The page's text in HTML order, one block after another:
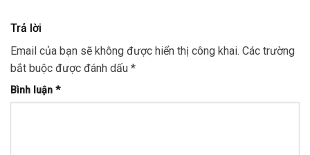
Trả lời
Email của bạn sẽ không được hiển thị công khai. Các trường
bắt buộc được đánh dấu *
Bình luận *